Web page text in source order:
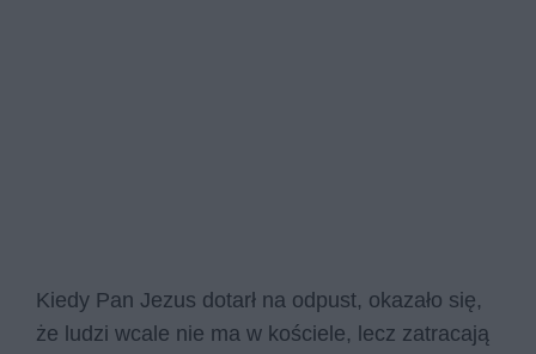
Kiedy Pan Jezus dotarł na odpust, okazało się,
że ludzi wcale nie ma w kościele, lecz zatracają